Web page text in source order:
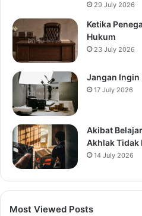
29 July 2026
Ketika
Hukum
23 July 2026
Jangan Ingin
17 July 2026
Akibat
Akhlak Tidak
14 July 2026
Most Viewed Posts